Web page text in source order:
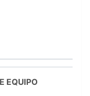
EQUIPO